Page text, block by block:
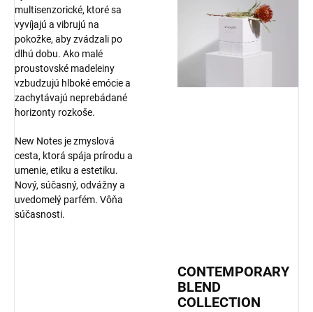
multisenzorické, ktoré sa
vyvíjajú a vibrujú na
pokožke, aby zvádzali po
dlhú dobu. Ako malé
proustovské madeleiny
vzbudzujú hlboké emócie a
zachytávajú neprebádané
horizonty rozkoše.
New Notes je zmyslová
cesta, ktorá spája prírodu a
umenie, etiku a estetiku.
Nový, súčasný, odvážny a
uvedomelý parfém. Vôňa
súčasnosti.
CONTEMPORARY
BLEND
COLLECTION